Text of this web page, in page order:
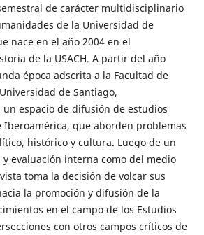
de carácter multidisciplinario
de la Universidad de
nace en el año 2004 en el
de la USACH. A partir del año
época adscrita a la Facultad de
de Santiago,
espacio de difusión de estudios
Iberoamérica, que aborden problemas
histórico y cultura. Luego de un
evaluación interna como del medio
toma la decisión de volcar sus
la promoción y difusión de la
en el campo de los Estudios
con otros campos críticos de